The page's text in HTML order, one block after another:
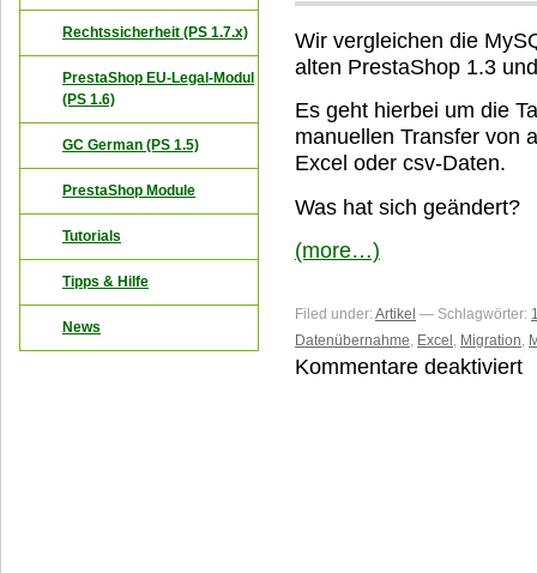
Wir vergleichen die
alten PrestaShop 1.3
Es geht hierbei um die
manuellen Transfer von
Excel oder csv-Daten.
Was hat sich geändert?
(more…)
Filed under:Artikel — Schlagwörter:
Datenübernahme, Excel , Migration,
Kommentare deaktiviert
Rechtssicherheit (PS 1.7.x)
PrestaShop EU-Legal-Modul
(PS 1.6)
GC German (PS 1.5)
PrestaShop Module
Tutorials
Tipps & Hilfe
News